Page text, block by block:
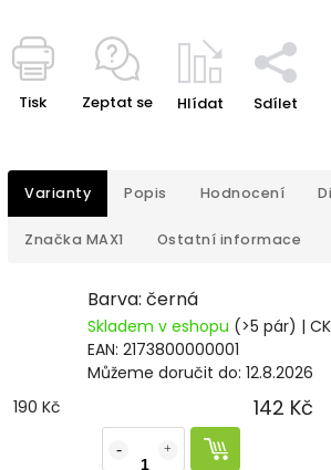
Tisk Zeptat se Hlídat Sdílet
Varianty Popis Hodnocení
Značka MAX1 Ostatní informace
Barva: černá
Skladem v eshopu (>5 pár) |
EAN: 2173800000001
Můžeme doručit do: 12.8.2026
190 Kč
142 Kč